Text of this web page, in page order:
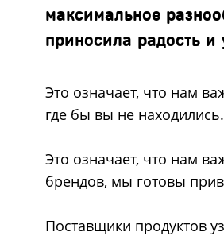
максимальное
приносила радость
Это означает, что нам
где бы вы не находились.
Это означает, что нам
брендов, мы готовы
Поставщики продуктов